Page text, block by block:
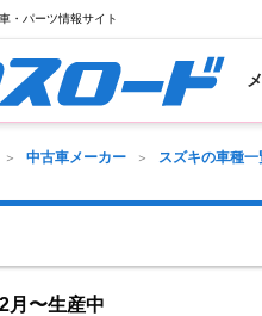
・パーツ情報サイト
中古車メーカー スズキの車種一
月〜生産中